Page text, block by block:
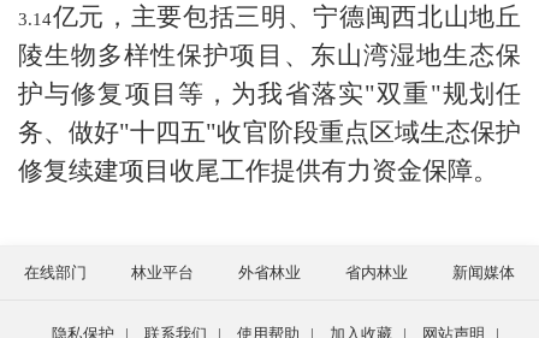
3.14亿元，主要包括三明、宁德闽西北山地丘
陵生物多样性保护项目、东山湾湿地生态保
护与修复项目等，为我省落实"双重"规划任
务、做好"十四五"收官阶段重点区域生态保护
修复续建项目收尾工作提供有力资金保障。
在线部门 林业平台 外省林业 省内林业 新闻媒体
隐私保护 | 联系我们 | 使用帮助 | 加入收藏 | 网站声明 |